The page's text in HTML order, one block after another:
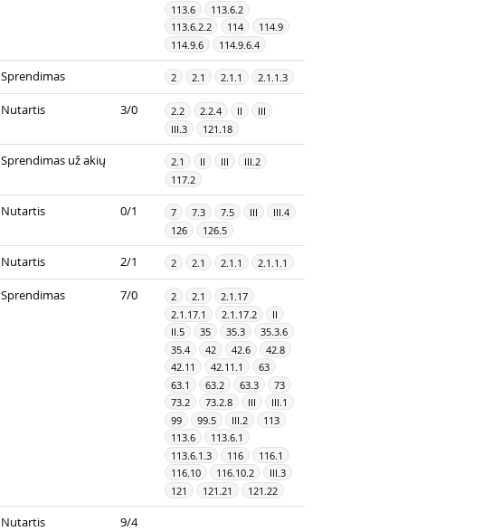
113.6
113.6.2
113.6.2.2
114
114.9
114.9.6
114.9.6.4
Sprendimas 2 2.1 2.1.1 2.1.1.3
Nutartis 3/0 2.2 2.2.4 II
III
III.3
121.18
Sprendimas už akių 2.1 II III
III.2
117.2
Nutartis 0/1 7 7.3 7.5 III
III.4
126
126.5
Nutartis 2/1 2 2.1 2.1.1 2.1.1.1
Sprendimas 7/0 2 2.1
2.1.17
2.1.17.1
2.1.17.2
II
II.5
35 35.3
35.3.6
35.4
42 42.6
42.8
42.11
42.11.1
63
63.1
63.2 63.3
73
73.2
73.2.8 III
III.1
99
99.5 III.2
113
113.6
113.6.1
113.6.1.3
116
116.1
116.10
116.10.2
III.3
121
121.21 121.22
Nutartis 9/4